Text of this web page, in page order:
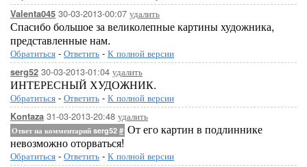
Valenta045 30-03-2013-00:07 удалить
Спасибо большое за великолепные картины художника,
представленные нам.
Обратиться - Ответить - К полной версии
serg52 30-03-2013-01:04 удалить
ИНТЕРЕСНЫЙ ХУДОЖНИК.
Обратиться - Ответить - К полной версии
Kontaza 31-03-2013-20:48 удалить
Ответ на комментарий serg52 # От его картин в подлиннике
невозможно оторваться!
Обратиться - Ответить - К полной версии